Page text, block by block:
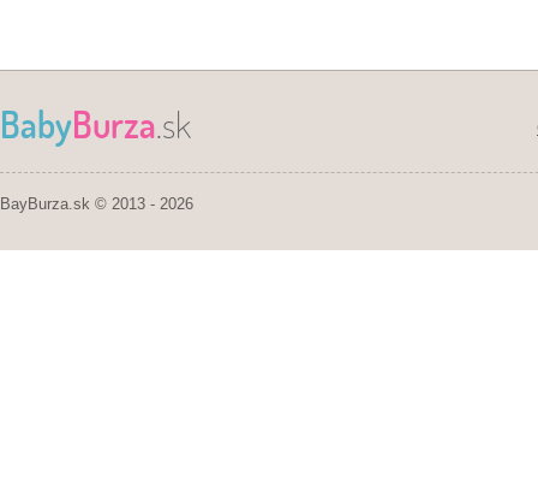
BabyBurza.sk
BayBurza.sk © 2013 - 2026